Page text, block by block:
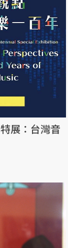
展：台灣音